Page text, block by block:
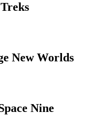
New Worlds
Nine